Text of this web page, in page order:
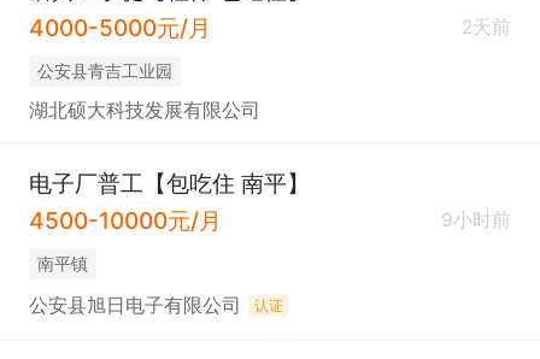
4000-5000元/月
2天前
公安县青吉工业园
湖北硕大科技发展有限公司
电子厂普工【包吃住 南平】
4500-10000元/月
9小时前
南平镇
公安县旭日电子有限公司 认证